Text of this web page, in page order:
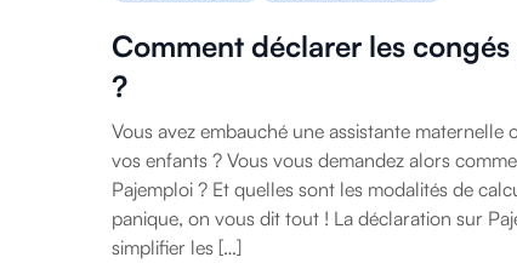
Comment déclarer les
?
Vous avez embauché une assistante
vos enfants ? Vous vous demandez alors
Pajemploi ? Et quelles sont les modalités de
panique, on vous dit tout ! La déclaration sur
simplifier les […]